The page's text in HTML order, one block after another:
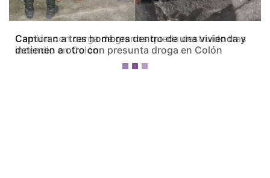
Camión con carga de granos queda destruido tras
incendio en Colón